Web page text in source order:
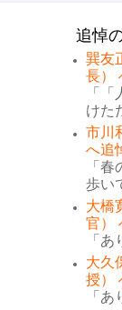
追悼
巽友
長）
「
けた
市川
へ追
「
歩い
大橋
官）
「
大久
授）
「